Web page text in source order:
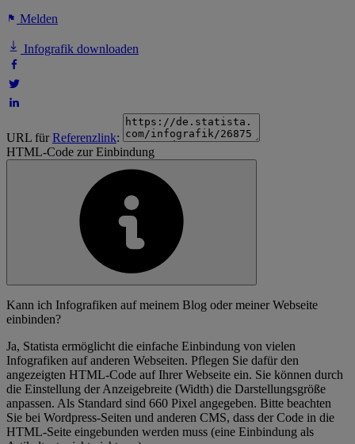
Melden
Infografik downloaden
URL fürReferenzlink:
HTML-Code zur Einbindung
Kann ich Infografiken auf meinem Blog oder meiner Webseite
einbinden?
Ja, Statista ermöglicht die einfache Einbindung von vielen
Infografiken auf anderen Webseiten. Pflegen Sie dafür den
angezeigten HTML-Code auf Ihrer Webseite ein. Sie können durch
die Einstellung der Anzeigebreite (Width) die Darstellungsgröße
anpassen. Als Standard sind 660 Pixel angegeben. Bitte beachten
Sie bei Wordpress-Seiten und anderen CMS, dass der Code in die
HTML-Seite eingebunden werden muss (eine Einbindung als